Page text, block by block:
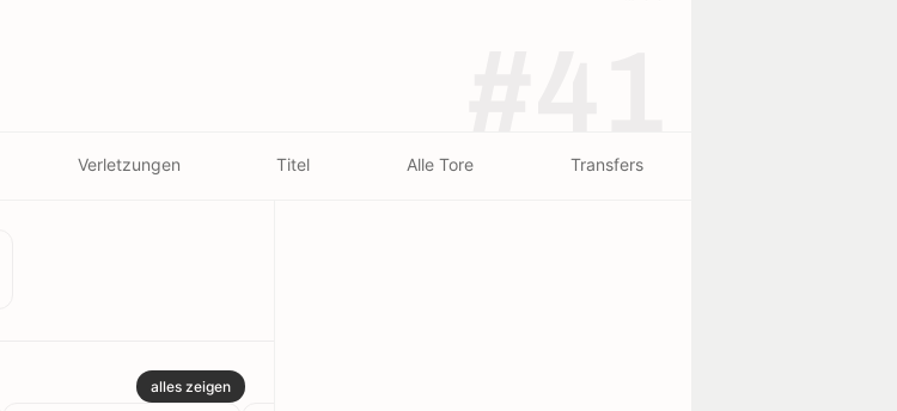
Verletzungen Titel Alle Tore Transfers
alles zeigen